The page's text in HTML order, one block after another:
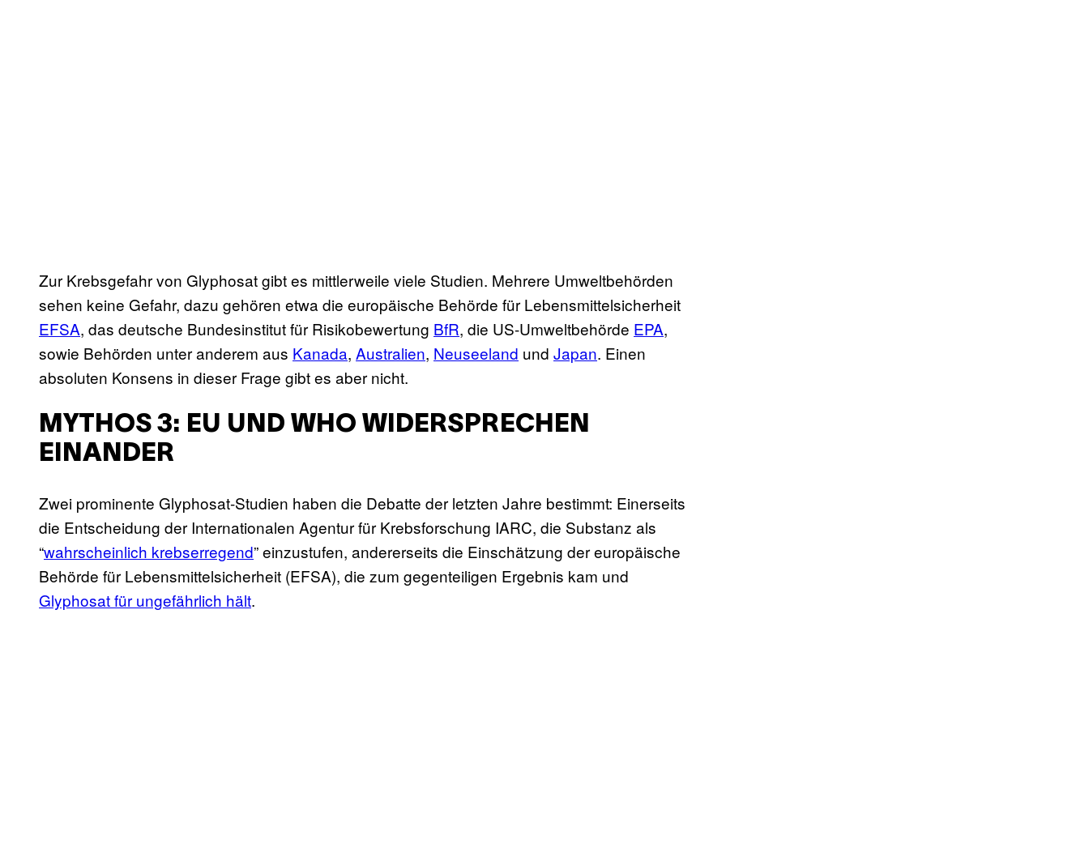
Zur Krebsgefahr von Glyphosat gibt es mittlerweile viele Studien. Mehrere Umweltbehörden
sehen keine Gefahr, dazu gehören etwa die europäische Behörde für Lebensmittelsicherheit
EFSA, das deutsche Bundesinstitut für Risikobewertung BfR, die US-Umweltbehörde EPA,
sowie Behörden unter anderem aus Kanada, Australien, Neuseeland und Japan. Einen
absoluten Konsens in dieser Frage gibt es aber nicht.
MYTHOS 3: EU UND WHO WIDERSPRECHEN
EINANDER
Zwei prominente Glyphosat-Studien haben die Debatte der letzten Jahre bestimmt: Einerseits
die Entscheidung der Internationalen Agentur für Krebsforschung IARC, die Substanz als
“wahrscheinlich krebserregend” einzustufen, andererseits die Einschätzung der europäische
Behörde für Lebensmittelsicherheit (EFSA), die zum gegenteiligen Ergebnis kam und
Glyphosat für ungefährlich hält.